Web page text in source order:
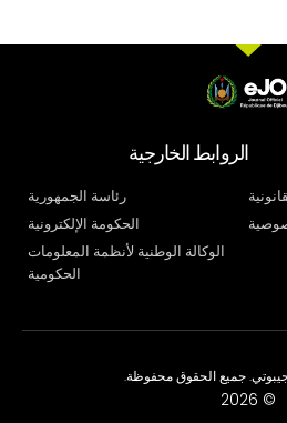
الروابط الخارجية
رئاسة الجمهورية
الحكومة الإلكترونية
الوكالة الوطنية لأنظمة المعلومات
الحكومية
جميع الحقوق محفوظة.
© 2026